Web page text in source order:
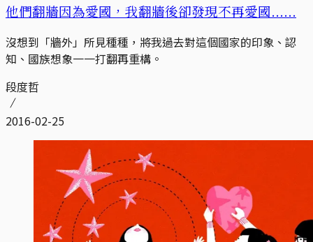
他們翻牆因為愛國，我翻牆後卻發現不再愛國......
沒想到「牆外」所見種種，將我過去對這個國家的印象、認
知、國族想象一一打翻再重構。
段度哲
2016-02-25